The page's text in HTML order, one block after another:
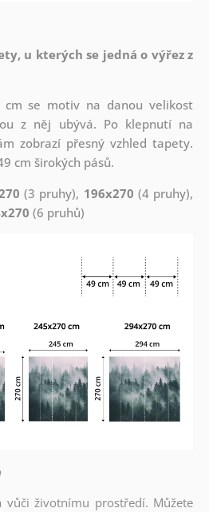
u kterých se jedná o výřez z
se motiv na danou velikost
z něj ubývá. Po klepnutí na
zobrazí přesný vzhled tapety.
cm širokých pásů.
(3 pruhy), 196x270 (4 pruhy),
(6 pruhů)
vůči životnímu prostředí. Můžete